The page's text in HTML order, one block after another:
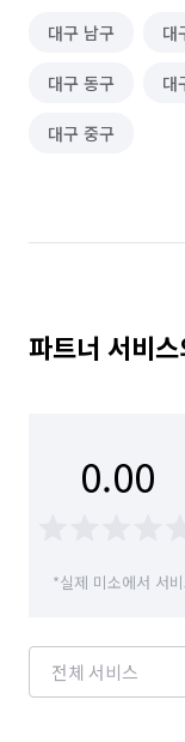
대구 남구 대
대구 동구 대
대구 중구
파트너 서비
0.00
*실제 미소에서 서